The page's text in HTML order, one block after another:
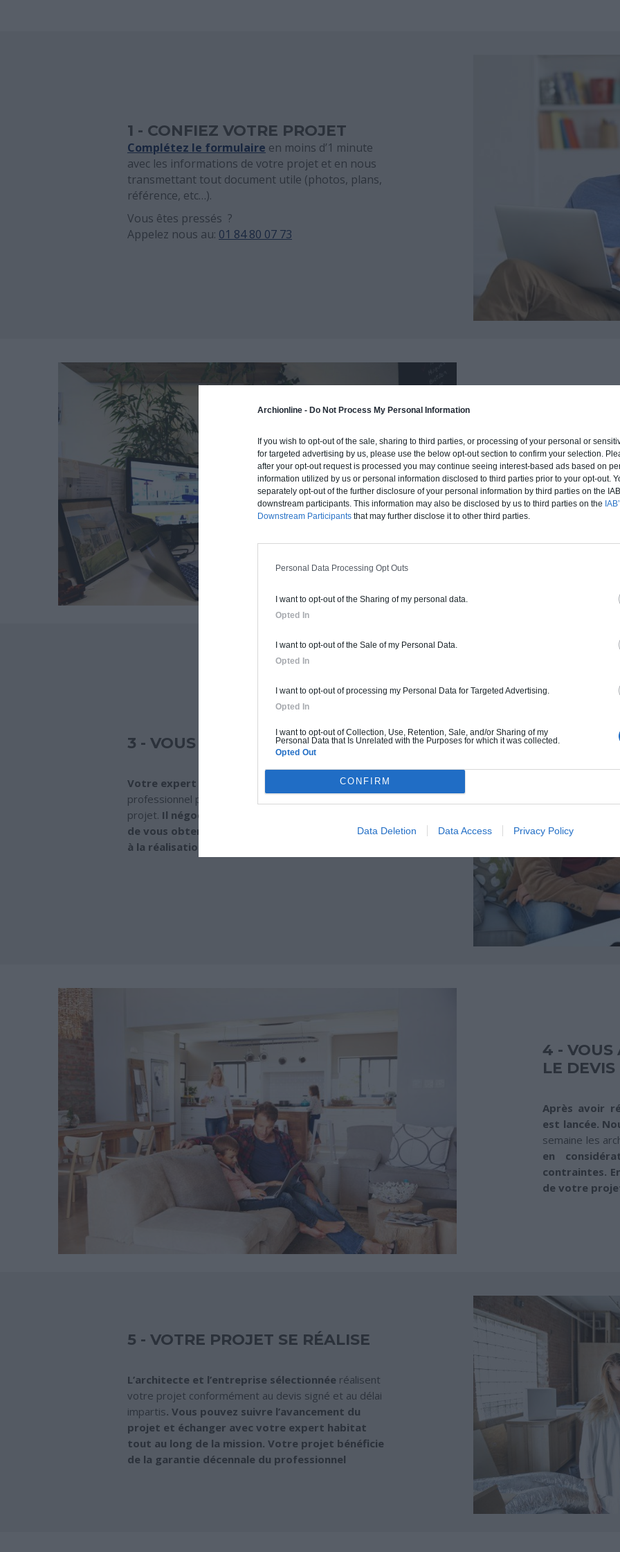
Archionline - Do Not Process My Personal Information
If you wish to opt-out of the sale, sharing to third parties, or processing of your personal or
for targeted advertising by us, please use the below opt-out section to confirm your selection.
after your opt-out request is processed you may continue seeing interest-based ads based on
information utilized by us or personal information disclosed to third parties prior to your opt-out.
separately opt-out of the further disclosure of your personal information by third parties on the
downstream participants. This information may also be disclosed by us to third parties on the
Downstream Participants that may further disclose it to other third parties.
Personal Data Processing Opt Outs
I want to opt-out of the Sharing of my personal data.
Opted In
I want to opt-out of the Sale of my Personal Data.
Opted In
I want to opt-out of processing my Personal Data for Targeted Advertising.
Opted In
I want to opt-out of Collection, Use, Retention, Sale, and/or Sharing of my
Personal Data that Is Unrelated with the Purposes for which it was collected.
Opted Out
CONFIRM
Data Deletion Data Access Privacy Policy
1 - CONFIEZ VOTRE PROJET
Complétez le formulaire en moins d’1 minute
avec les informations de votre projet et en nous
transmettant tout document utile (photos, plans,
référence, etc…).
Vous êtes pressés ?
Appelez nous au: 01 84 80 07 73
2 -
Votre expert
comprendre
vos attentes.
3 - VOUS RECEVEZ VOTRE DEVIS
Votre expert habitat sélectionne pour vousle
professionnel proche de chez vous adapté à votre
projet. Il négocie ensuite pour vous le devis afin
de vous obtenir les conditions les plus favorables
à la réalisation de votre projet
4 - VOUS
LE DEVIS
Après avoir
est lancée.
semaine les
en
contraintes.
de votre
5 - VOTRE PROJET SE RÉALISE
L’architecte et l’entreprise sélectionnée réalisent
votre projet conformément au devis signé et au délai
impartis. Vous pouvez suivre l’avancement du
projet et échanger avec votre expert habitat
tout au long de la mission. Votre projet bénéficie
de la garantie décennale du professionnel